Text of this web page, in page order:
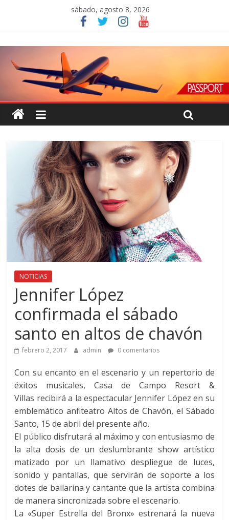
sábado, agosto 8, 2026
NOTICIAS
Jennifer López
confirmada el sábado
santo en altos de chavón
febrero 2, 2017 admin 0 comentarios
Con su encanto en el escenario y un repertorio de
éxitos musicales, Casa de Campo Resort &
Villas recibirá a la espectacular Jennifer López en su
emblemático anfiteatro Altos de Chavón, el Sábado
Santo, 15 de abril del presente año.
El público disfrutará al máximo y con entusiasmo de
la alta dosis de un deslumbrante show artístico
matizado por un llamativo despliegue de luces,
sonido y pantallas, que servirán de soporte a los
dotes de bailarina y cantante que la artista combina
de manera sincronizada sobre el escenario.
La «Super Estrella del Bronx» estrenará la nueva